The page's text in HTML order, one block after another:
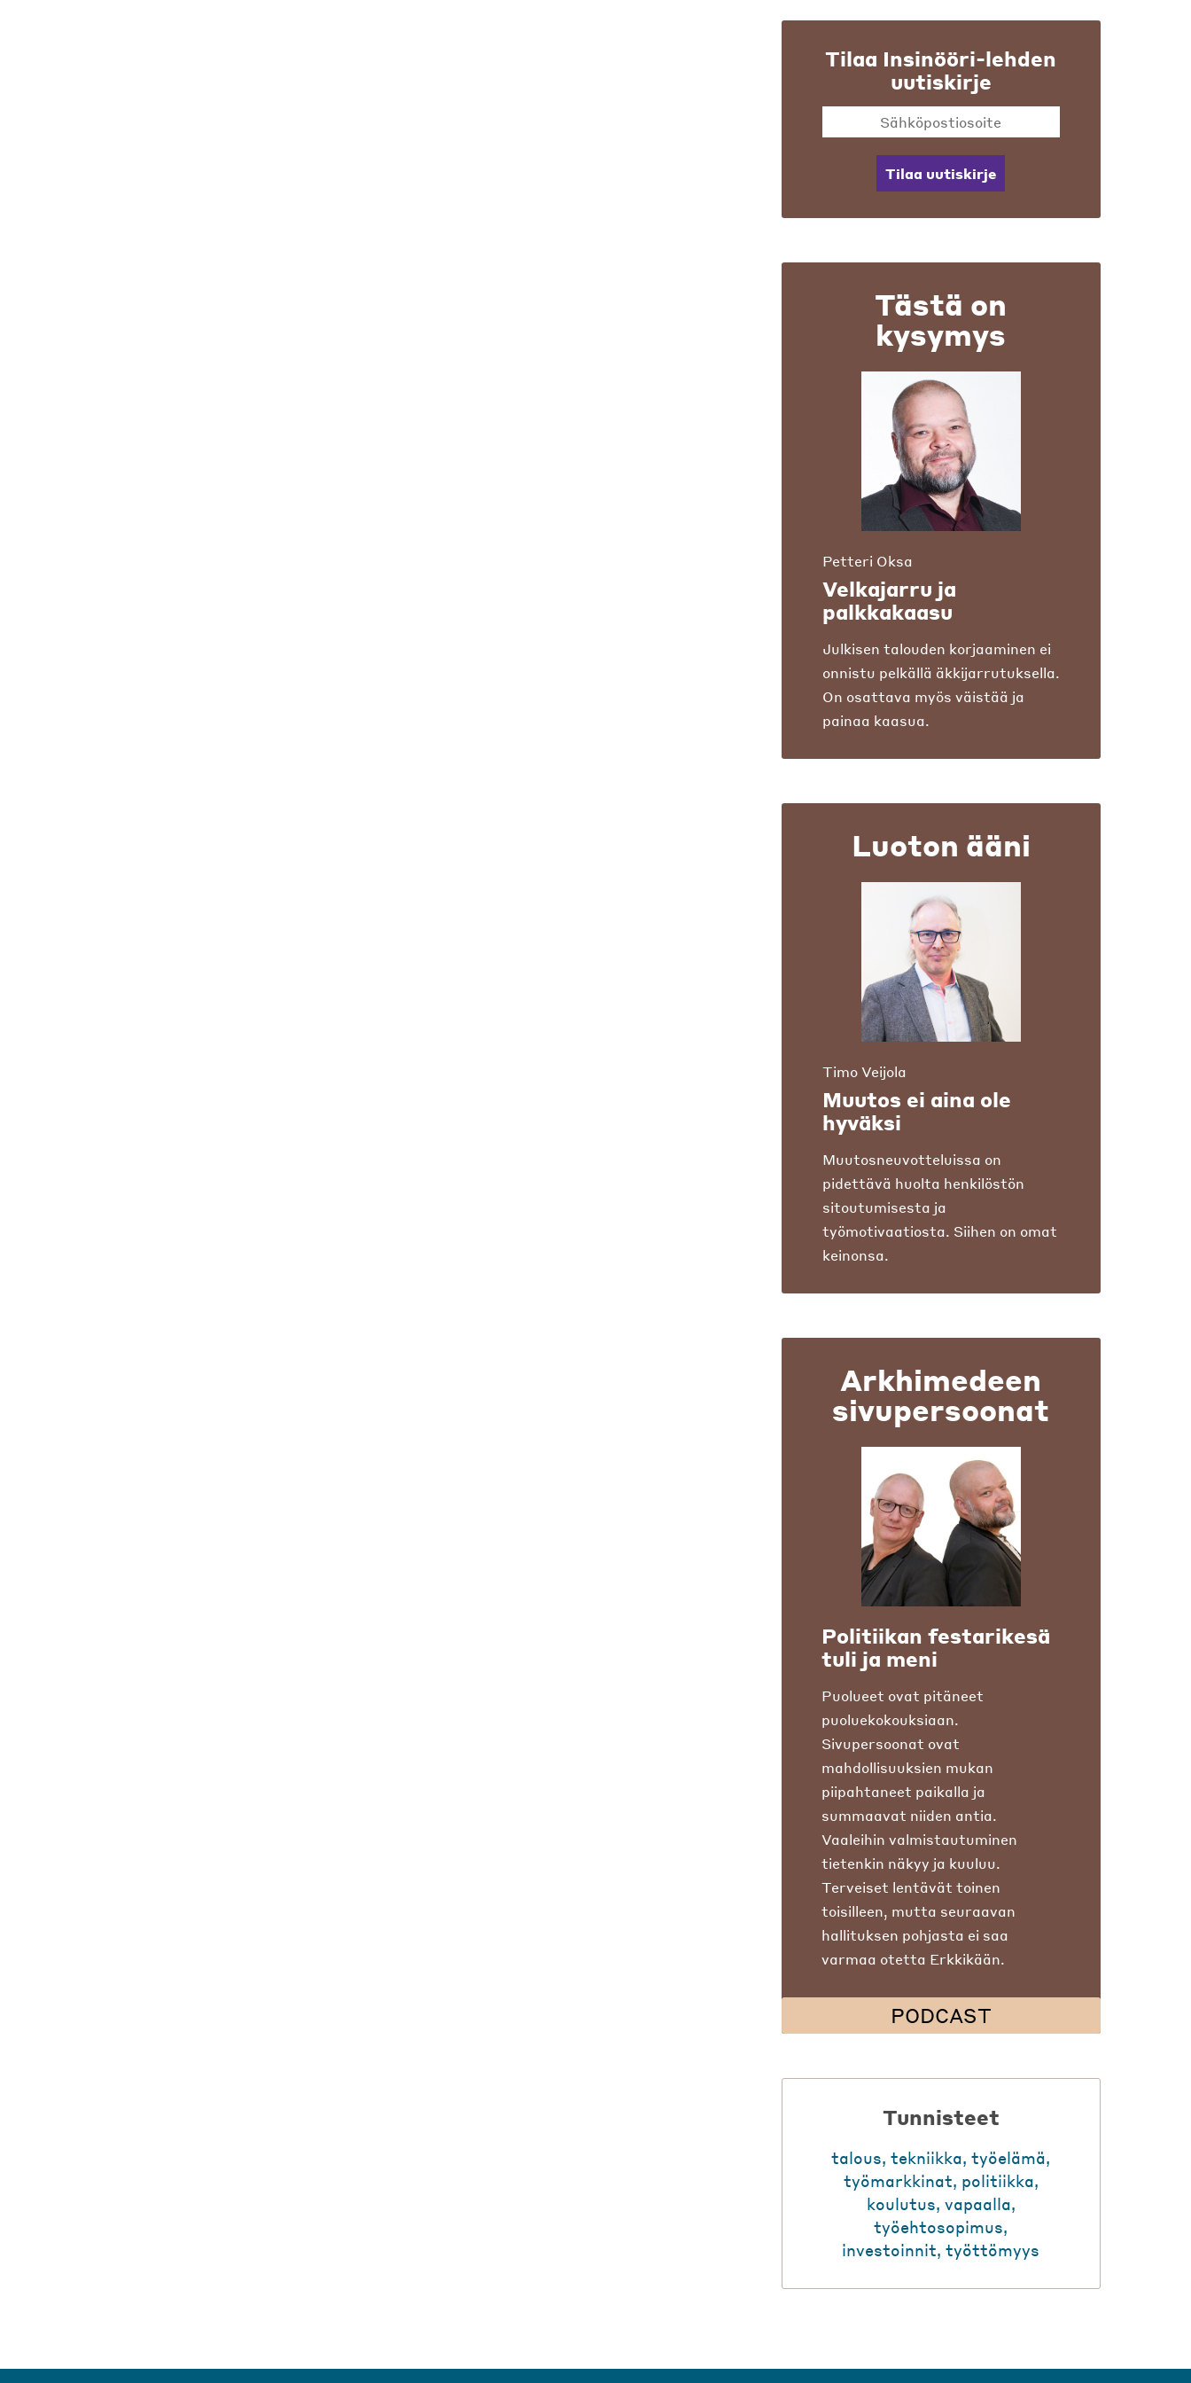
Tilaa Insinööri-lehden
uutiskirje
Tilaa uutiskirje
Tästä on
kysymys
Petteri Oksa
Velkajarru ja
palkkakaasu
Julkisen talouden korjaaminen ei
onnistu pelkällä äkkijarrutuksella.
On osattava myös väistää ja
painaa kaasua.
Luoton ääni
Timo Veijola
Muutos ei aina ole
hyväksi
Muutosneuvotteluissa on
pidettävä huolta henkilöstön
sitoutumisesta ja
työmotivaatiosta. Siihen on omat
keinonsa.
Arkhimedeen
sivupersoonat
Politiikan festarikesä
tuli ja meni
Puolueet ovat pitäneet
puoluekokouksiaan.
Sivupersoonat ovat
mahdollisuuksien mukan
piipahtaneet paikalla ja
summaavat niiden antia.
Vaaleihin valmistautuminen
tietenkin näkyy ja kuuluu.
Terveiset lentävät toinen
toisilleen, mutta seuraavan
hallituksen pohjasta ei saa
varmaa otetta Erkkikään.
PODCAST
Tunnisteet
talous,tekniikka,työelämä,
työmarkkinat, politiikka,
koulutus, vapaalla,
työehtosopimus,
investoinnit,työttömyys